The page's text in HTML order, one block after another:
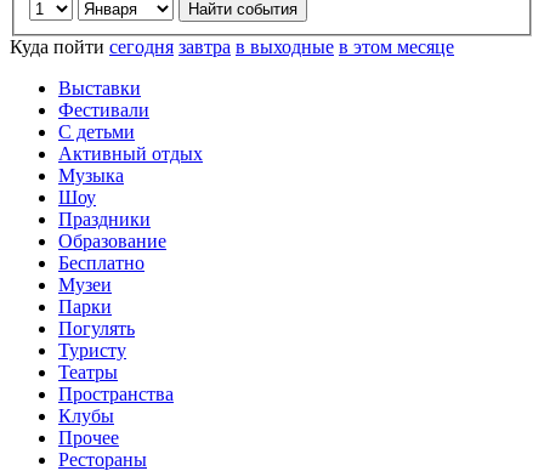
Куда пойти сегодня завтра в выходные в этом месяце
Выставки
Фестивали
С детьми
Активный отдых
Музыка
Шоу
Праздники
Образование
Бесплатно
Музеи
Парки
Погулять
Туристу
Театры
Пространства
Клубы
Прочее
Рестораны